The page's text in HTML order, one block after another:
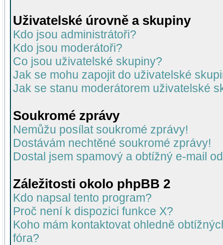
Uživatelské úrovně a skupiny
Kdo jsou administrátoři?
Kdo jsou moderátoři?
Co jsou uživatelské skupiny?
Jak se mohu zapojit do uživatelské
Jak se stanu moderátorem uživatelské
Soukromé zprávy
Nemůžu posílat soukromé zprávy!
Dostávám nechtěné soukromé zprávy!
Dostal jsem spamový a obtížný e-mail
Záležitosti okolo phpBB 2
Kdo napsal tento program?
Proč není k dispozici funkce X?
Koho mám kontaktovat ohledně
fóra?